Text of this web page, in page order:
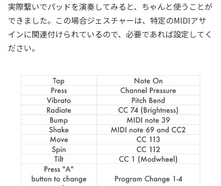
実際繋いでパッドを演奏してみると、ちゃんと使うことが
できました。この場合ジェスチャーは、特定のMIDIアサ
インに関連付けられているので、必要であれば設定してく
ださい。